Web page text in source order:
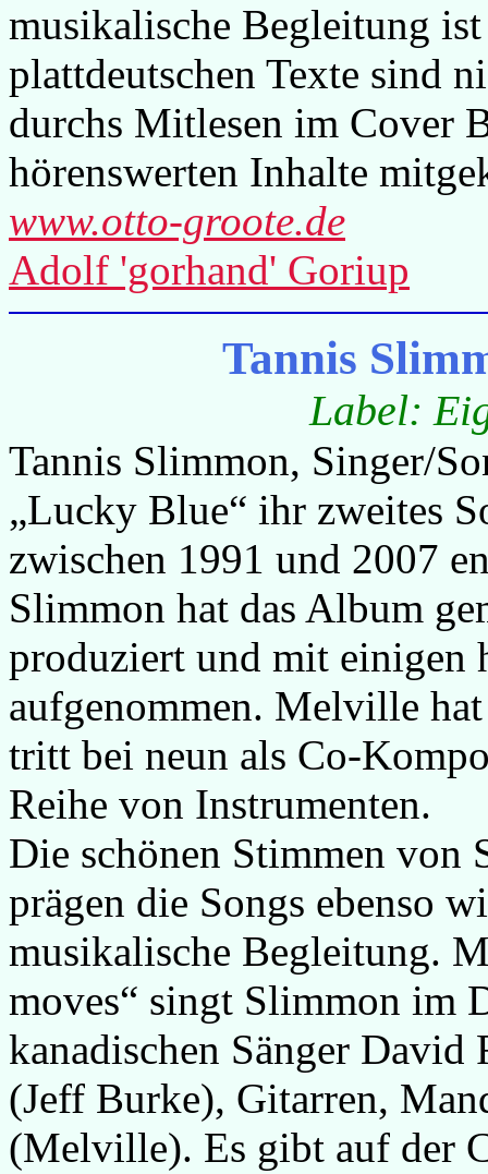
musikalische Begleitung
plattdeutschen Texte sind
durchs Mitlesen im Cover
hörenswerten Inhalte
www.otto-groote.de
Adolf 'gorhand' Goriup
Tannis
Label:
Tannis Slimmon, Singer/
„Lucky Blue“ ihr zweites
zwischen 1991 und 2007
Slimmon hat das Album
produziert und mit einigen
aufgenommen. Melville
tritt bei neun als Co-
Reihe von Instrumenten.
Die schönen Stimmen von
prägen die Songs ebenso
musikalische Begleitung.
moves“ singt Slimmon im
kanadischen Sänger David
(Jeff Burke), Gitarren,
(Melville). Es gibt auf der